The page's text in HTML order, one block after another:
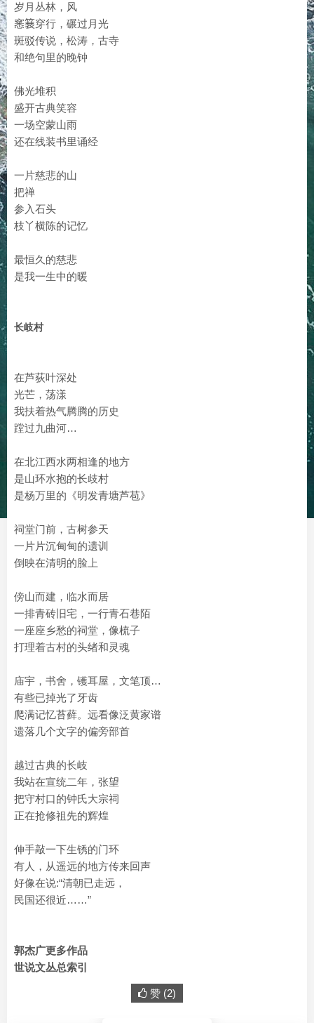
岁月丛林，风
窸𫞽穿行，碾过月光
斑驳传说，松涛，古寺
和绝句里的晚钟
佛光堆积
盛开古典笑容
一场空蒙山雨
还在线装书里诵经
一片慈悲的山
把禅
参入石头
枝丫横陈的记忆
最恒久的慈悲
是我一生中的暖
长岐村
在芦荻叶深处
光芒，荡漾
我扶着热气腾腾的历史
蹚过九曲河…
在北江西水两相逢的地方
是山环水抱的长歧村
是杨万里的《明发青塘芦苞》
祠堂门前，古树参天
一片片沉甸甸的遗训
倒映在清明的脸上
傍山而建，临水而居
一排青砖旧宅，一行青石巷陌
一座座乡愁的祠堂，像梳子
打理着古村的头绪和灵魂
庙宇，书舍，镬耳屋，文笔顶…
有些已掉光了牙齿
爬满记忆苔藓。远看像泛黄家谱
遗落几个文字的偏旁部首
越过古典的长岐
我站在宣统二年，张望
把守村口的钟氏大宗祠
正在抢修祖先的辉煌
伸手敲一下生锈的门环
有人，从遥远的地方传来回声
好像在说:“清朝已走远，
民国还很近……”
郭杰广更多作品
世说文丛总索引
赞 (2)